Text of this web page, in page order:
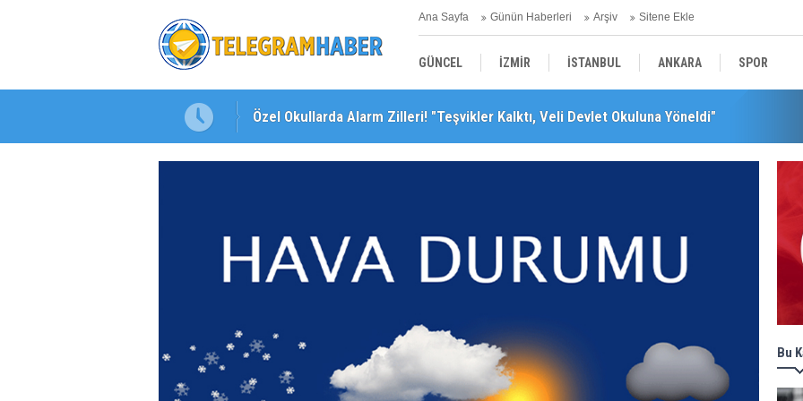
Ana Sayfa Günün Haberleri Arşiv Sitene Ekle
GÜNCEL İZMİR İSTANBUL ANKARA SPOR
YEREL SAĞLIK EKONOMİ POLİTİKA
Özel Okullarda Alarm Zilleri! "Teşvikler Kalktı, Veli Devlet Okuluna Yöneldi"
"Toprağını Kaybeden Geleceğini Kaybeder!"
Bu